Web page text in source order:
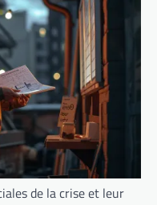
de la crise et leur